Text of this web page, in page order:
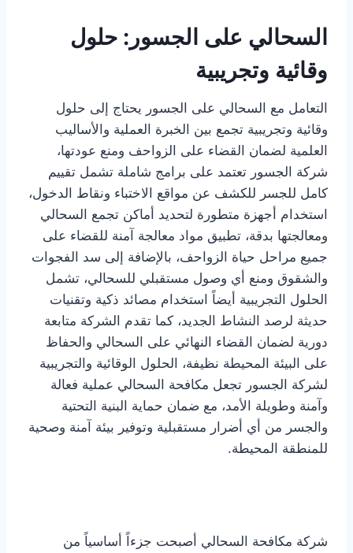
السحالي على الجسور: حلول
وقائية وتجريبية
التعامل مع السحالي على الجسور يحتاج إلى حلول
وقائية وتجريبية تجمع بين الخبرة العملية والأساليب
العلمية لضمان القضاء على الزواحف ومنع عودتها،
شركة الجسور تعتمد على برامج شاملة تشمل تقييم
كامل للجسر للكشف عن مواقع الاختباء ونقاط الدخول،
استخدام أجهزة متطورة لتحديد أماكن تجمع السحالي
ومعالجتها بدقة، تطبيق مواد معالجة آمنة للقضاء على
جميع مراحل حياة الزواحف، بالإضافة إلى سد الفجوات
والشقوق ومنع أي وصول مستقبلي للسحالي، تشمل
الحلول التجريبية أيضاً استخدام مصائد ذكية وتقنيات
حديثة لرصد النشاط الجديد، كما تقدم الشركة متابعة
دورية لضمان القضاء النهائي على السحالي والحفاظ
على البيئة المحيطة نظيفة، الحلول الوقائية والتجريبية
لشركة الجسور تجعل مكافحة السحالي عملية فعالة
وآمنة وطويلة الأمد، مع ضمان حماية البنية التحتية
والجسر من أي أضرار مستقبلية وتوفير بيئة آمنة وصحية
للمنطقة المحيطة.
شركة مكافحة السحالي أصبحت جزءاً أساسياً من